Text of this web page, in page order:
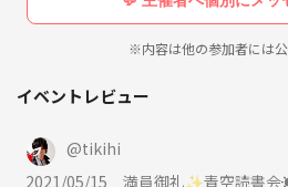
参加者の皆さまによって作られる会にし
※内容は他の参加者には
イベントレビュー
@tikihi
2021/05/15
満員御礼✨青空読書会☀️ 5/15(土)名城公